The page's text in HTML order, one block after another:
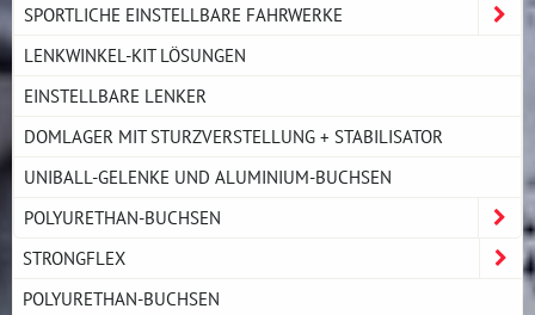
SPORTLICHE EINSTELLBARE FAHRWERKE
LENKWINKEL-KIT LÖSUNGEN
EINSTELLBARE LENKER
DOMLAGER MIT STURZVERSTELLUNG + STABILISATOR
UNIBALL-GELENKE UND ALUMINIUM-BUCHSEN
POLYURETHAN-BUCHSEN
STRONGFLEX
POLYURETHAN-BUCHSEN